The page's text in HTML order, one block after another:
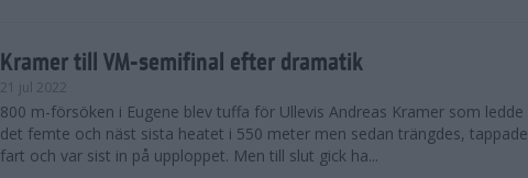
Kramer till VM-semifinal efter dramatik
21 jul 2022
800 m-försöken i Eugene blev tuffa för Ullevis Andreas Kramer som ledde
det femte och näst sista heatet i 550 meter men sedan trängdes, tappade
fart och var sist in på upploppet. Men till slut gick ha...